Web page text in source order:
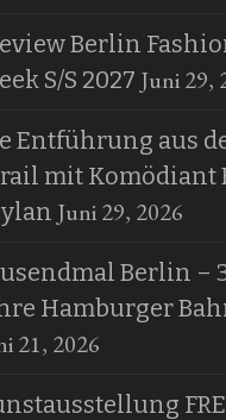
Berlin
S/S 2027 Juni 29,
Entführung aus
mit Komödiant
Juni 29, 2026
Berlin –
Hamburger
21, 2026